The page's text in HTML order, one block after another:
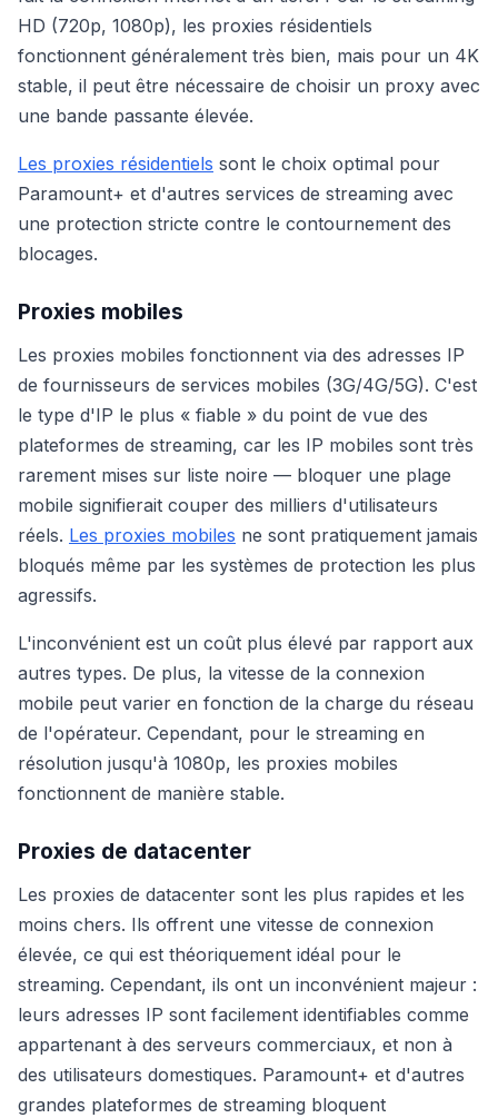
HD (720p, 1080p), les proxies résidentiels
fonctionnent généralement très bien, mais pour un 4K
stable, il peut être nécessaire de choisir un proxy avec
une bande passante élevée.
Les proxies résidentiels sont le choix optimal pour
Paramount+ et d'autres services de streaming avec
une protection stricte contre le contournement des
blocages.
Proxies mobiles
Les proxies mobiles fonctionnent via des adresses IP
de fournisseurs de services mobiles (3G/4G/5G). C'est
le type d'IP le plus « fiable » du point de vue des
plateformes de streaming, car les IP mobiles sont très
rarement mises sur liste noire — bloquer une plage
mobile signifierait couper des milliers d'utilisateurs
réels. Les proxies mobiles ne sont pratiquement jamais
bloqués même par les systèmes de protection les plus
agressifs.
L'inconvénient est un coût plus élevé par rapport aux
autres types. De plus, la vitesse de la connexion
mobile peut varier en fonction de la charge du réseau
de l'opérateur. Cependant, pour le streaming en
résolution jusqu'à 1080p, les proxies mobiles
fonctionnent de manière stable.
Proxies de datacenter
Les proxies de datacenter sont les plus rapides et les
moins chers. Ils offrent une vitesse de connexion
élevée, ce qui est théoriquement idéal pour le
streaming. Cependant, ils ont un inconvénient majeur :
leurs adresses IP sont facilement identifiables comme
appartenant à des serveurs commerciaux, et non à
des utilisateurs domestiques. Paramount+ et d'autres
grandes plateformes de streaming bloquent